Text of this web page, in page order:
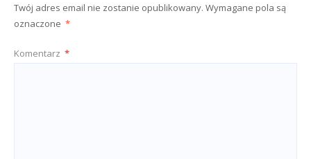
Twój adres email nie zostanie opublikowany. Wymagane pola są
oznaczone *
Komentarz *